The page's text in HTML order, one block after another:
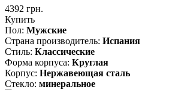
4392 грн.
Купить
Пол: Мужские
Страна производитель: Испания
Стиль: Классические
Форма корпуса: Круглая
Корпус: Нержавеющая cталь
Стекло: минеральное